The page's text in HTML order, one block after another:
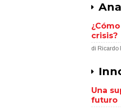
crisis?
di Ricardo
Una
futuro